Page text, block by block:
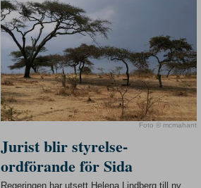
Foto © mcmahant
Jurist blir styrelse-
ordförande för Sida
Regeringen har utsett Helena Lindberg till ny